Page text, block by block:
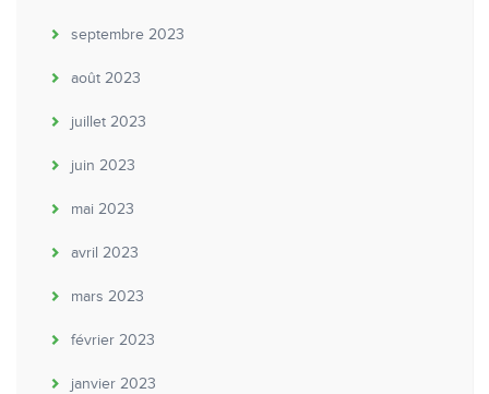
septembre 2023
août 2023
juillet 2023
juin 2023
mai 2023
avril 2023
mars 2023
février 2023
janvier 2023